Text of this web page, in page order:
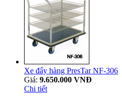
Xe đẩy hàng PresTar NF-306
Giá: 9.650.000 VNĐ
Chi tiết